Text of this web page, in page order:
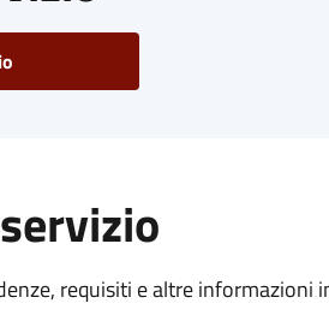
requisiti e altre informazioni